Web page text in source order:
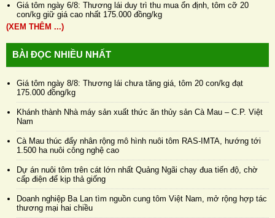
Giá tôm ngày 6/8: Thương lái duy trì thu mua ổn định, tôm cỡ 20
con/kg giữ giá cao nhất 175.000 đồng/kg
(XEM THÊM ...)
BÀI ĐỌC NHIỀU NHẤT
Giá tôm ngày 8/8: Thương lái chưa tăng giá, tôm 20 con/kg đạt
175.000 đồng/kg
Khánh thành Nhà máy sản xuất thức ăn thủy sản Cà Mau – C.P. Việt
Nam
Cà Mau thúc đẩy nhân rộng mô hình nuôi tôm RAS-IMTA, hướng tới
1.500 ha nuôi công nghệ cao
Dự án nuôi tôm trên cát lớn nhất Quảng Ngãi chạy đua tiến độ, chờ
cấp điện để kịp thả giống
Doanh nghiệp Ba Lan tìm nguồn cung tôm Việt Nam, mở rộng hợp tác
thương mại hai chiều